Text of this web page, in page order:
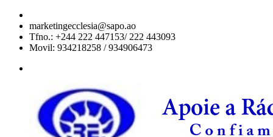
marketingecclesia@sapo.ao
Tfno.: +244 222 447153/ 222 443093
Movil: 934218258 / 934906473